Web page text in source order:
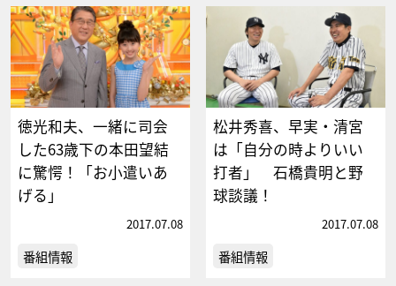
徳光和夫、一緒に司会
した63歳下の本田望結
に驚愕！「お小遣いあ
げる」
2017.07.08
番組情報
松井秀喜、早実・清宮
は「自分の時よりいい
打者」 石橋貴明と野
球談議！
2017.07.08
番組情報